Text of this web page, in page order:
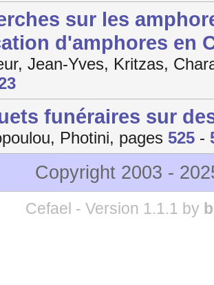
sur les
d'amphores en
Jean-Yves, Kritzas,
funéraires sur
Photini, pages 525 -
Copyright 2003 -
Cefael - Version 1.1.1 by